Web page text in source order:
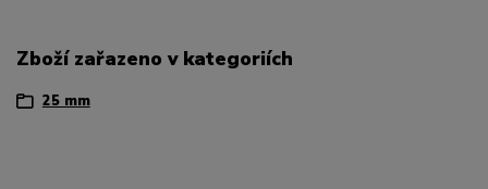
Zboží zařazeno v kategoriích
25 mm